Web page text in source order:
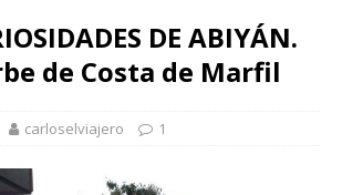
DE ABIYÁN.
de Costa de Marfil
carloselviajero 1